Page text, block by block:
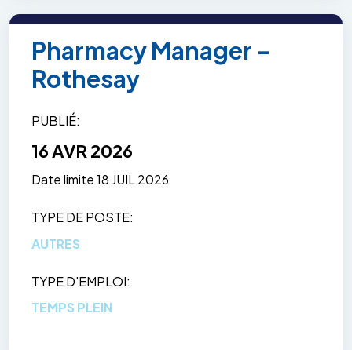
Pharmacy Manager -
Rothesay
PUBLIÉ
16 AVR 2026
Date limite18 JUIL 2026
TYPE DE POSTE
AUTRES
TYPE D'EMPLOI
TEMPS PLEIN